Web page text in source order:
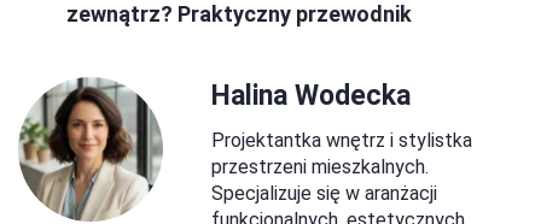
zewnątrz? Praktyczny przewodnik
Halina Wodecka
Projektantka wnętrz i stylistka
przestrzeni mieszkalnych.
Specjalizuje się w aranżacji